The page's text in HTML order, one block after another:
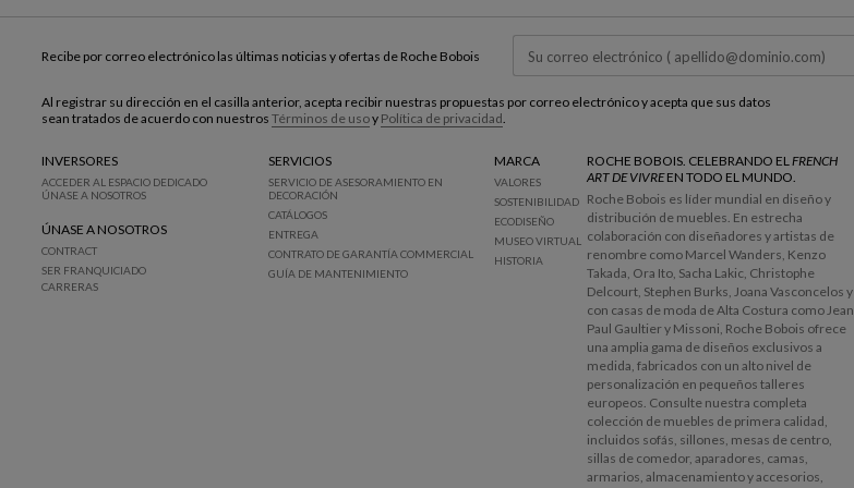
l
v
e
r
a
á
s
Recibe por correo electrónico las últimas noticias y ofertas de Roche Bobois
Al registrar su dirección en el casilla anterior, acepta recibir nuestras propuestas por correo electrónico y acepta que sus datos
sean tratados de acuerdo con nuestros Términos de usoy Política de privacidad.
INVERSORES
ACCEDER AL ESPACIO DEDICADO
ÚNASE A NOSOTROS
ÚNASE A NOSOTROS
CONTRACT
SER FRANQUICIADO
CARRERAS
SERVICIOS
SERVICIO DE ASESORAMIENTO EN
DECORACIÓN
CATÁLOGOS
ENTREGA
CONTRATO DE GARANTÍA COMMERCIAL
GUÍA DE MANTENIMIENTO
MARCA
VALORES
SOSTENIBILIDAD
ECODISEÑO
MUSEO VIRTUAL
HISTORIA
ROCHE BOBOIS. CELEBRANDO ELFRENCH
ART DE VIVREEN TODO EL MUNDO.
Roche Bobois es líder mundial en diseño y
distribución de muebles. En estrecha
colaboración con diseñadores y artistas de
renombre como Marcel Wanders, Kenzo
Takada, Ora Ito, Sacha Lakic, Christophe
Delcourt, Stephen Burks, Joana Vasconcelos y
con casas de moda de Alta Costura como Jean
Paul Gaultier y Missoni, Roche Bobois ofrece
una amplia gama de diseños exclusivos a
medida, fabricados con un alto nivel de
personalización en pequeños talleres
europeos. Consulte nuestra completa
colección de muebles de primera calidad,
incluidos sofás, sillones, mesas de centro,
sillas de comedor, aparadores, camas,
armarios, almacenamiento y accesorios,